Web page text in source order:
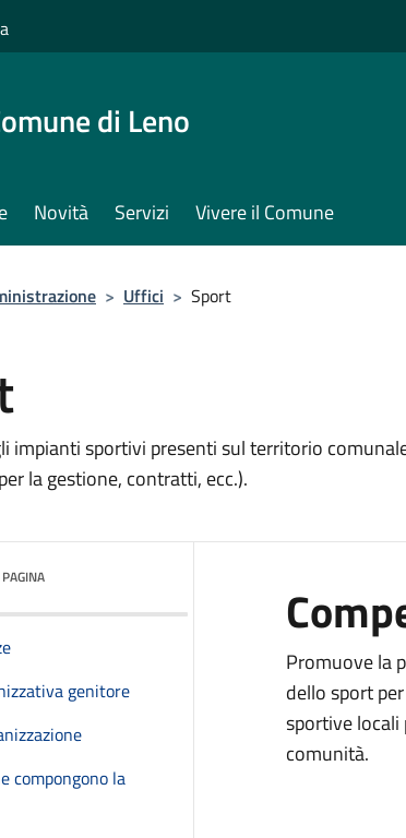
di Leno
Novità Servizi Vivere il Comune
> Uffici > Sport
impianti sportivi presenti sul territorio
la gestione, contratti, ecc.).
genitore
compongono la
Promuove la
dello sport
sportive locali
comunità.